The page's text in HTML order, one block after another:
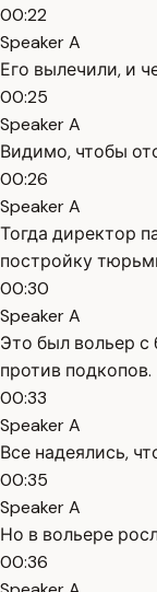
00:22
Speaker A
Его вылечили, и
00:25
Speaker A
Видимо, чтобы
00:26
Speaker A
Тогда директор
постройку
00:30
Speaker A
Это был вольер
против подкопов.
00:33
Speaker A
Все надеялись,
00:35
Speaker A
Но в вольере
00:36